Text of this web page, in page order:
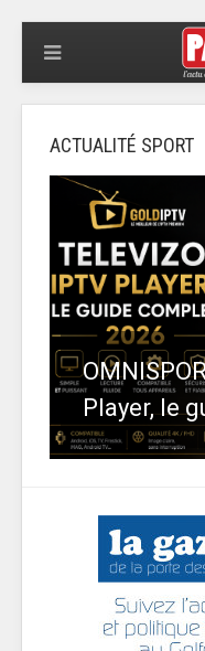
ACTUALITÉ SPORT
Player, le